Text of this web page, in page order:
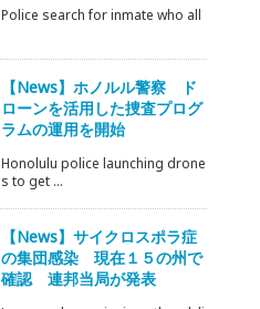
Police search for inmate who all
【News】ホノルル警察 ド
ローンを活用した捜査プログ
ラムの運用を開始
Honolulu police launching drone
s to get ...
【News】サイクロスポラ症
の集団感染 現在１５の州で
確認 連邦当局が発表